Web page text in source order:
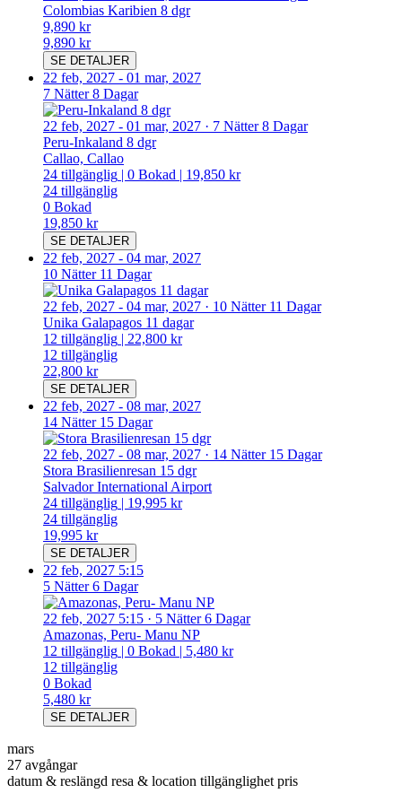
Colombias Karibien 8 dgr
9,890 kr
9,890 kr
SE DETALJER
22 feb, 2027 - 01 mar, 2027
7 Nätter 8 Dagar
22 feb, 2027 - 01 mar, 2027 · 7 Nätter 8 Dagar
Peru-Inkaland 8 dgr
Callao, Callao
24 tillgänglig | 0 Bokad | 19,850 kr
24 tillgänglig
0 Bokad
19,850 kr
SE DETALJER
22 feb, 2027 - 04 mar, 2027
10 Nätter 11 Dagar
22 feb, 2027 - 04 mar, 2027 · 10 Nätter 11 Dagar
Unika Galapagos 11 dagar
12 tillgänglig | 22,800 kr
12 tillgänglig
22,800 kr
SE DETALJER
22 feb, 2027 - 08 mar, 2027
14 Nätter 15 Dagar
22 feb, 2027 - 08 mar, 2027 · 14 Nätter 15 Dagar
Stora Brasilienresan 15 dgr
Salvador International Airport
24 tillgänglig | 19,995 kr
24 tillgänglig
19,995 kr
SE DETALJER
22 feb, 2027 5:15
5 Nätter 6 Dagar
22 feb, 2027 5:15 · 5 Nätter 6 Dagar
Amazonas, Peru- Manu NP
12 tillgänglig | 0 Bokad | 5,480 kr
12 tillgänglig
0 Bokad
5,480 kr
SE DETALJER
mars
27 avgångar
datum & reslängd resa & location tillgänglighet pris